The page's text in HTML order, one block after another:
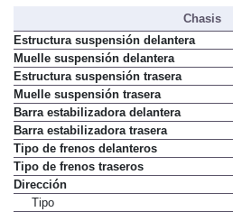
Chasis
Estructura suspensión delantera
Muelle suspensión delantera
Estructura suspensión trasera
Muelle suspensión trasera
Barra estabilizadora delantera
Barra estabilizadora trasera
Tipo de frenos delanteros
Tipo de frenos traseros
Dirección
Tipo